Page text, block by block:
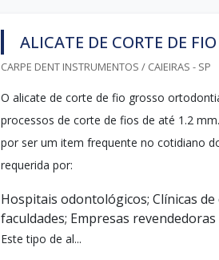
ALICATE DE CORTE DE
CARPE DENT INSTRUMENTOS / CAIEIRAS - SP
O alicate de corte de fio grosso
processos de corte de fios de até 1.2
por ser um item frequente no cotidiano
requerida por:
Hospitais odontológicos; Clínicas
faculdades; Empresas
Este tipo de al...